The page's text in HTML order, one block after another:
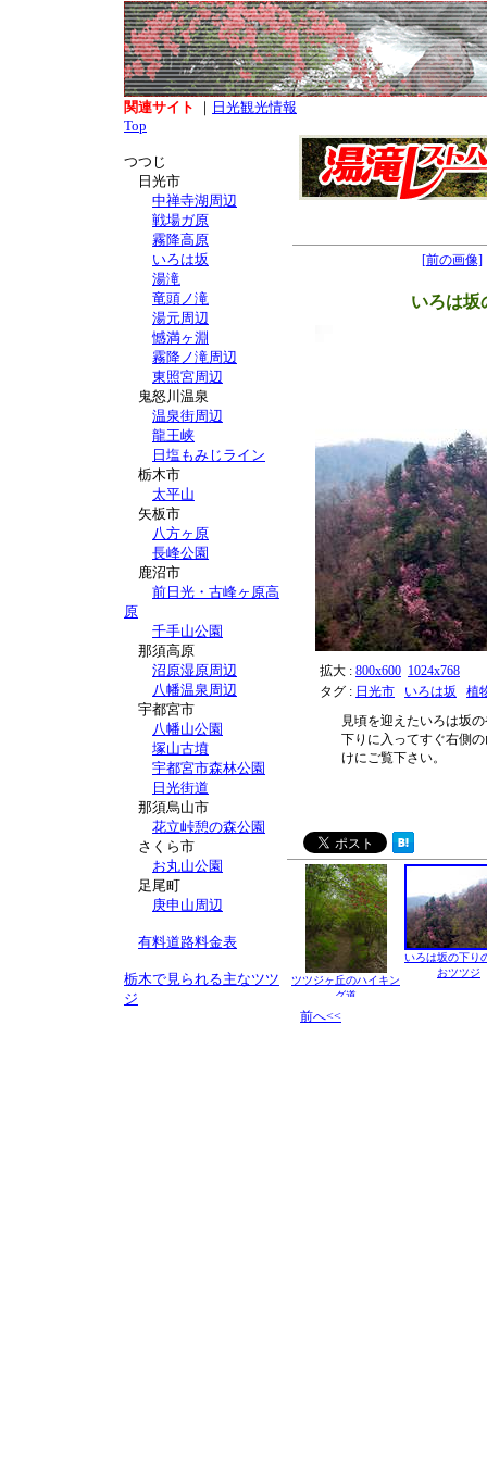
関連サイト ｜ 日光観光情報
Top
つつじ
日光市
中禅寺湖周辺
戦場ガ原
霧降高原
いろは坂
湯滝
竜頭ノ滝
湯元周辺
憾満ヶ淵
霧降ノ滝周辺
東照宮周辺
鬼怒川温泉
温泉街周辺
龍王峡
日塩もみじライン
栃木市
太平山
矢板市
八方ヶ原
長峰公園
鹿沼市
前日光・古峰ヶ原高
原
千手山公園
那須高原
沼原湿原周辺
八幡温泉周辺
宇都宮市
八幡山公園
塚山古墳
宇都宮市森林公園
日光街道
那須烏山市
花立峠憩の森公園
さくら市
お丸山公園
足尾町
庚申山周辺
有料道路料金表
栃木で見られる主なツツ
ジ
[前の画像]
いろは坂
拡大 : 800x600 1024x768
タグ : 日光市 いろは坂
植
見頃を迎えたいろは坂
下りに入ってすぐ右側
けにご覧下さい。
ツツジヶ丘のハイキン
グ道
いろは坂の下り
おツツジ
前へ<<